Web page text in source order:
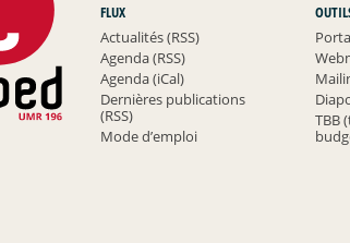
FLUX
Actualités (RSS)
Agenda (RSS)
Agenda (iCal)
Dernières publications
(RSS)
Mode d’emploi
TBB